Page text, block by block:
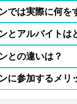
では実際に何を
とアルバイトは
との違いは？
に参加するメリ